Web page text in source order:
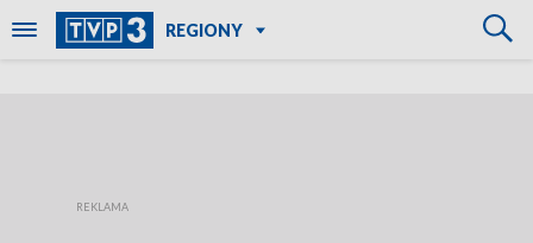
REGIONY